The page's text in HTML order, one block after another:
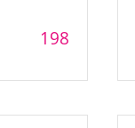
198